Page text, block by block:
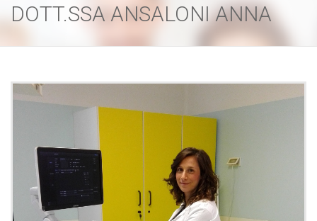
DOTT.SSA ANSALONI ANNA